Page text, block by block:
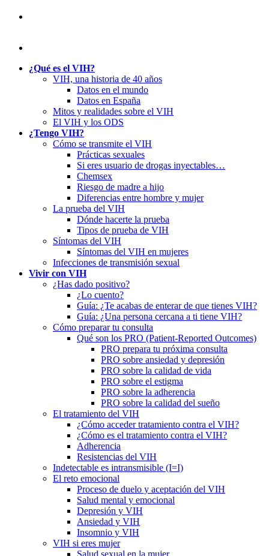
¿Qué es el VIH?
VIH, una historia de 40 años
Datos en el mundo
Datos en España
Mitos y realidades sobre el VIH
El VIH y los ODS
¿Tengo VIH?
Cómo se transmite el VIH
Prácticas sexuales
Si eres usuario de drogas inyectables…
Chemsex
Riesgo de madre a hijo
Diferencias entre hombre y mujer
La prueba del VIH
Dónde hacerte la prueba
Tipos de prueba de VIH
Síntomas del VIH
Síntomas del VIH en mujeres
Infecciones de transmisión sexual
Vivir con VIH
¿Has dado positivo?
¿Lo cuento?
Guía: ¿Te acabas de enterar de que tienes VIH?
Guía: ¿Una persona cercana a ti tiene VIH?
Cómo preparar tu consulta
Qué son los PRO (Patient-Reported Outcomes)
PRO prepara tu próxima consulta
PRO sobre ansiedad y depresión
PRO sobre la calidad de vida
PRO sobre el estigma
PRO sobre la adherencia
PRO sobre la calidad del sueño
El tratamiento del VIH
¿Cómo acceder tratamiento contra el VIH?
¿Cómo es el tratamiento contra el VIH?
Adherencia
Resistencias del VIH
Indetectable es intransmisible (I=I)
El reto emocional
Proceso de duelo y aceptación del VIH
Salud mental y emocional
Depresión y VIH
Ansiedad y VIH
Insomnio y VIH
VIH si eres mujer
Salud sexual en la mujer